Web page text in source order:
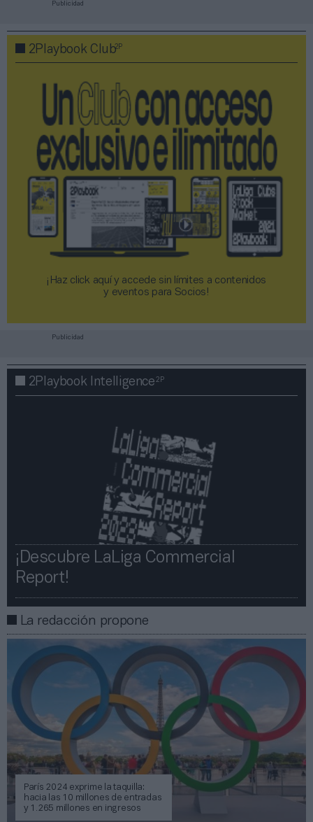
Publicidad
2Playbook Club2P
¡Haz click aquí y accede sin límites a contenidos
y eventos para Socios!​​​​​​​
Publicidad
2Playbook Intelligence2P
¡Descubre LaLiga Commercial
Report!​​
La redacción propone
París 2024 exprime la taquilla:
hacia las 10 millones de entradas
y 1.265 millones en ingresos